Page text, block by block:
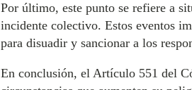
Por último, este punto se refiere a
incidente colectivo. Estos eventos
para disuadir y sancionar a los
En conclusión, el Artículo 551 del